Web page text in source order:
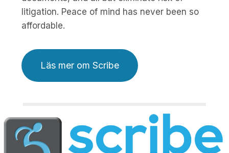
litigation. Peace of mind has never been so
affordable.
Läs mer om Scribe